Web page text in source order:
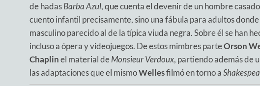
de hadasBarba Azul, que cuenta el devenir de un hombre
cuento infantil precisamente, sino una fábula para adultos
masculino parecido al de la típica viuda negra. Sobre él se han
incluso a ópera y videojuegos. De estos mimbres parteOrson
Chaplinel material deMonsieur Verdoux, partiendo además de
las adaptaciones que el mismoWellesfilmó en torno a